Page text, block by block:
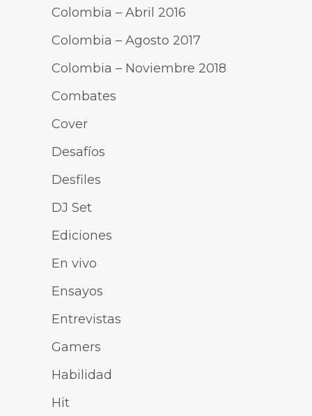
Colombia – Abril 2016
Colombia – Agosto 2017
Colombia – Noviembre 2018
Combates
Cover
Desafíos
Desfiles
DJ Set
Ediciones
En vivo
Ensayos
Entrevistas
Gamers
Habilidad
Hit